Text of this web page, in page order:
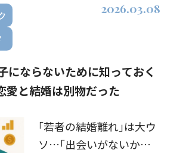
2026.03.08
にならないために知っておく
愛と結婚は別物だった
｢若者の結婚離れ｣は大ウ
ソ…｢出会いがないから